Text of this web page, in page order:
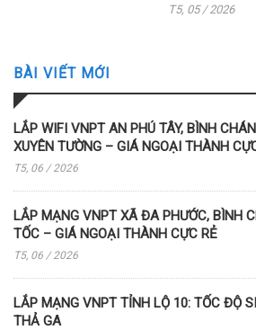
T5, 05 / 2026
BÀI VIẾT MỚI
LẮP WIFI VNPT AN PHÚ TÂY, BÌNH
XUYÊN TƯỜNG – GIÁ NGOẠI THÀNH
T5, 06 / 2026
LẮP MẠNG VNPT XÃ ĐA PHƯỚC, BÌNH
TỐC – GIÁ NGOẠI THÀNH CỰC RẺ
T5, 06 / 2026
LẮP MẠNG VNPT TỈNH LỘ 10: TỐC ĐỘ
THẢ GA